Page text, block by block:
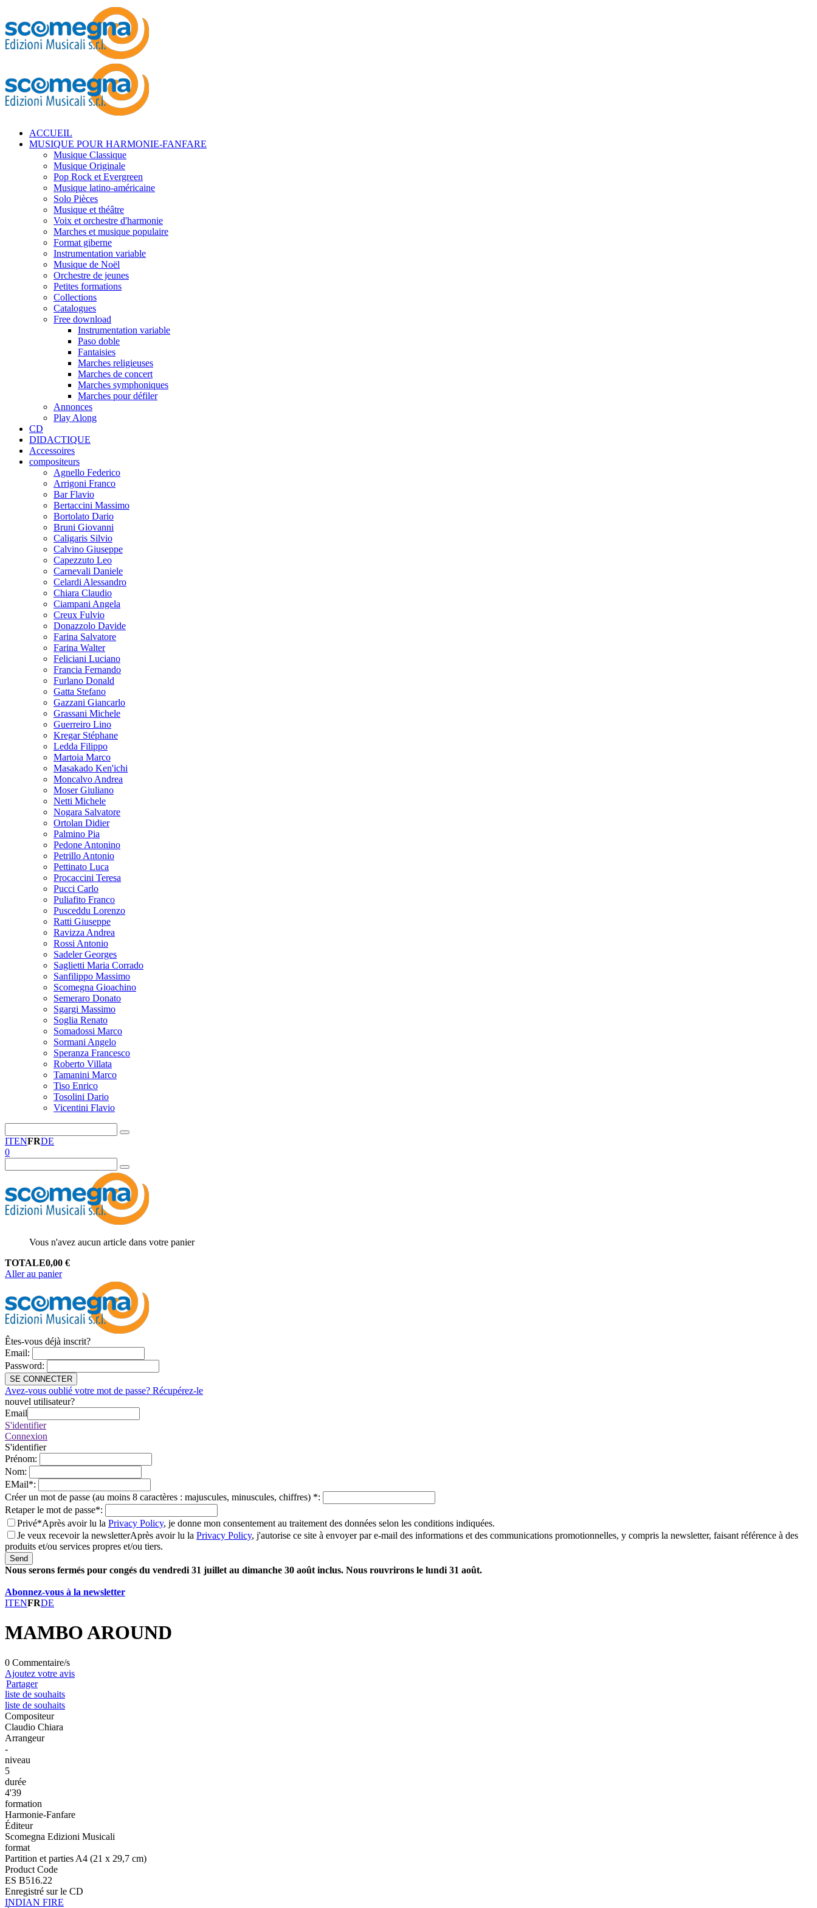
ACCUEIL
MUSIQUE POUR HARMONIE-FANFARE
Musique Classique
Musique Originale
Pop Rock et Evergreen
Musique latino-américaine
Solo Pièces
Musique et théâtre
Voix et orchestre d'harmonie
Marches et musique populaire
Format giberne
Instrumentation variable
Musique de Noël
Orchestre de jeunes
Petites formations
Collections
Catalogues
Free download
Instrumentation variable
Paso doble
Fantaisies
Marches religieuses
Marches de concert
Marches symphoniques
Marches pour défiler
Annonces
Play Along
CD
DIDACTIQUE
Accessoires
compositeurs
Agnello Federico
Arrigoni Franco
Bar Flavio
Bertaccini Massimo
Bortolato Dario
Bruni Giovanni
Caligaris Silvio
Calvino Giuseppe
Capezzuto Leo
Carnevali Daniele
Celardi Alessandro
Chiara Claudio
Ciampani Angela
Creux Fulvio
Donazzolo Davide
Farina Salvatore
Farina Walter
Feliciani Luciano
Francia Fernando
Furlano Donald
Gatta Stefano
Gazzani Giancarlo
Grassani Michele
Guerreiro Lino
Kregar Stéphane
Ledda Filippo
Martoia Marco
Masakado Ken'ichi
Moncalvo Andrea
Moser Giuliano
Netti Michele
Nogara Salvatore
Ortolan Didier
Palmino Pia
Pedone Antonino
Petrillo Antonio
Pettinato Luca
Procaccini Teresa
Pucci Carlo
Puliafito Franco
Pusceddu Lorenzo
Ratti Giuseppe
Ravizza Andrea
Rossi Antonio
Sadeler Georges
Saglietti Maria Corrado
Sanfilippo Massimo
Scomegna Gioachino
Semeraro Donato
Sgargi Massimo
Soglia Renato
Somadossi Marco
Sormani Angelo
Speranza Francesco
Roberto Villata
Tamanini Marco
Tiso Enrico
Tosolini Dario
Vicentini Flavio
ITENFRDE
0
Vous n'avez aucun article dans votre panier
TOTALE0,00 €
Aller au panier
Êtes-vous déjà inscrit?
Email:
Password:
SE CONNECTER
Avez-vous oublié votre mot de passe? Récupérez-le
nouvel utilisateur?
Email
S'identifier
Connexion
S'identifier
Prénom:
Nom:
EMail*:
Créer un mot de passe (au moins 8 caractères : majuscules, minuscules, chiffres) *:
Retaper le mot de passe*:
Privé*Après avoir lu la Privacy Policy, je donne mon consentement au traitement des données selon les conditions indiquées.
Je veux recevoir la newsletterAprès avoir lu la Privacy Policy, j'autorise ce site à envoyer par e-mail des informations et des communications promotionnelles, y compris la newsletter, faisant référence à des
produits et/ou services propres et/ou tiers.
Send
Nous serons fermés pour congés du vendredi 31 juillet au dimanche 30 août inclus. Nous rouvrirons le lundi 31 août.
Abonnez-vous à la newsletter
ITENFRDE
MAMBO AROUND
0 Commentaire/s
Ajoutez votre avis
Partager
liste de souhaits
liste de souhaits
Compositeur
Claudio Chiara
Arrangeur
-
niveau
5
durée
4'39
formation
Harmonie-Fanfare
Éditeur
Scomegna Edizioni Musicali
format
Partition et parties A4 (21 x 29,7 cm)
Product Code
ES B516.22
Enregistré sur le CD
INDIAN FIRE